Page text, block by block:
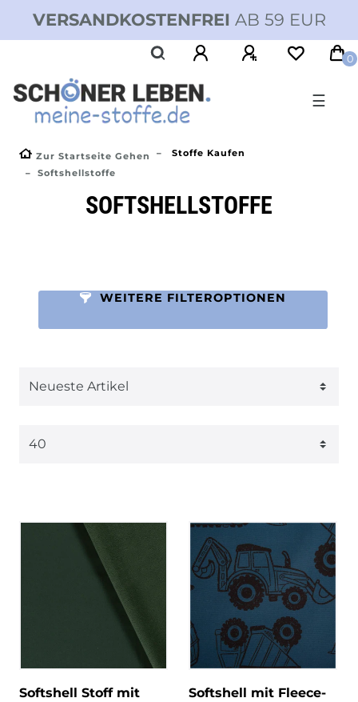
VERSANDKOSTENFREI AB 59 EUR
0
☰
Zur Startseite Gehen
Stoffe Kaufen
Softshellstoffe
SOFTSHELLSTOFFE
WEITERE FILTEROPTIONEN
Softshell Stoff mit
Softshell mit Fleece-